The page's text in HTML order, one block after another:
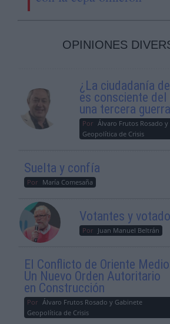
OPINIONES
¿La ciudadanía
es consciente del
una tercera
Por Álvaro Frutos Rosado
Geopolítica de Crisis
Suelta y confía
Por María Comesaña
Votantes y
Por Juan Manuel Beltrán
El Conflicto de Oriente
Un Nuevo Orden Autoritario
en Construcción
Por Álvaro Frutos Rosado y Gabinete
Geopolítica de Crisis